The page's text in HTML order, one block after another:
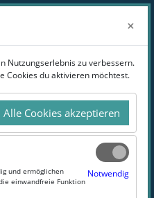
Anmelden
×
Nutzungserlebnis zu verbessern.
Cookies du aktivieren möchtest.
Alle Cookies akzeptieren
und ermöglichen
einwandfreie Funktion
Notwendig
×
Nutzungserlebnis zu verbessern.
Cookies du aktivieren möchtest.
Alle Cookies akzeptieren
und ermöglichen
einwandfreie Funktion
Notwendig